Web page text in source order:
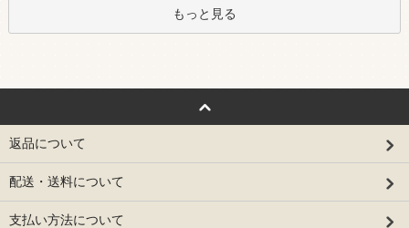
もっと見る
返品について
配送・送料について
支払い方法について